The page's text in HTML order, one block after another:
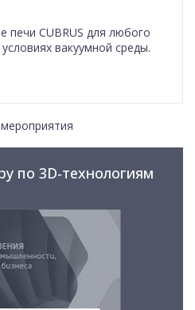
печи CUBRUS для любого
вакуумной среды.
по 3D‑технологиям